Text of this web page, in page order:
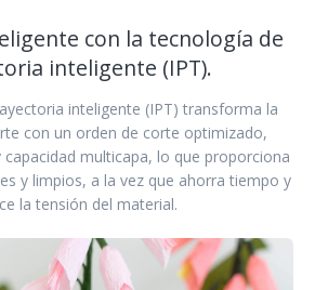
con la tecnología de
inteligente (IPT).
inteligente (IPT) transforma la
con un orden de corte optimizado,
capacidad multicapa, lo que proporciona
y limpios, a la vez que ahorra tiempo y
la tensión del material.